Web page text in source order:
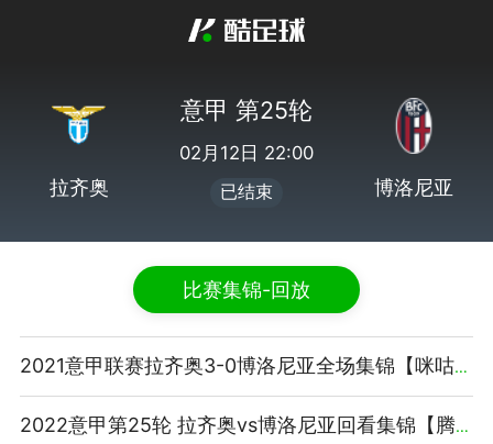
拉齐奥
意甲 第25轮
02月12日 22:00
已结束 博洛尼亚
比赛集锦-回放
2021意甲联赛拉齐奥3-0博洛尼亚全场集锦【咪咕视频】
2022意甲第25轮 拉齐奥vs博洛尼亚回看集锦【腾讯视频】